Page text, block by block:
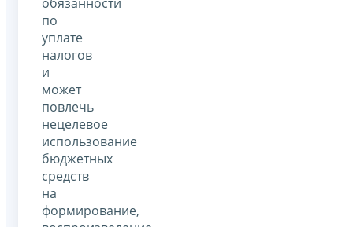
по
уплате
налогов
и
может
повлечь
нецелевое
использование
бюджетных
средств
на
формирование,